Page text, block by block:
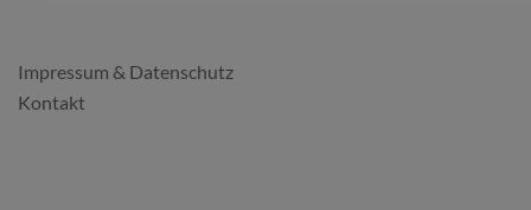
Impressum & Datenschutz
Kontakt